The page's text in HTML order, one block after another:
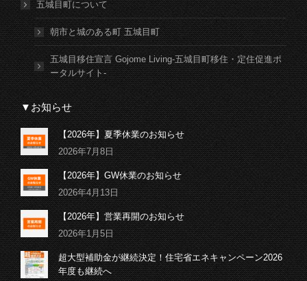
五城目町について
朝市と城のある町 五城目町
五城目移住宣言 Gojome Living-五城目町移住・定住促進ポ
ータルサイト-
▼お知らせ
【2026年】夏季休業のお知らせ
2026年7月8日
【2026年】GW休業のお知らせ
2026年4月13日
【2026年】営業再開のお知らせ
2026年1月5日
超大型補助金が継続決定！住宅省エネキャンペーン2026
年度も継続へ